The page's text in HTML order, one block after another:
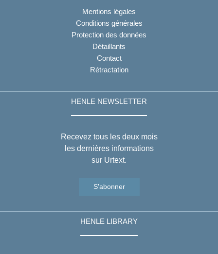
Mentions légales
Conditions générales
Protection des données
Détaillants
Contact
Rétractation
HENLE NEWSLETTER
Recevez tous les deux mois
les dernières informations
sur Urtext.
S'abonner
HENLE LIBRARY